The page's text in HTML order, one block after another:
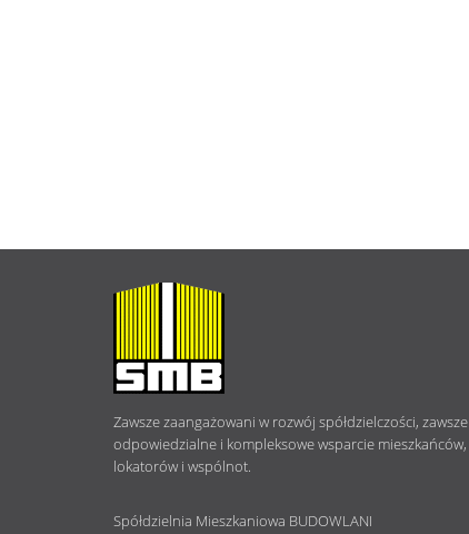
O
Zawsze zaangażowani w rozwój spółdzielczości, zawsze
odpowiedzialne i kompleksowe wsparcie mieszkańców,
lokatorów i wspólnot.
Spółdzielnia Mieszkaniowa BUDOWLANI